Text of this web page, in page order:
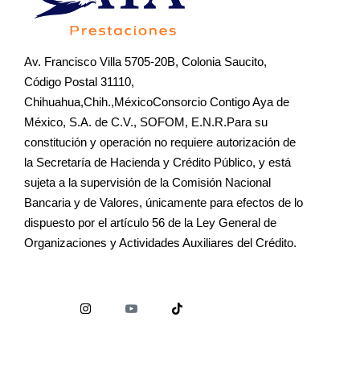
Av. Francisco Villa 5705-20B, Colonia Saucito,
Código Postal 31110,
Chihuahua,Chih.,MéxicoConsorcio Contigo Aya de
México, S.A. de C.V., SOFOM, E.N.R.Para su
constitución y operación no requiere autorización de
la Secretaría de Hacienda y Crédito Público, y está
sujeta a la supervisión de la Comisión Nacional
Bancaria y de Valores, únicamente para efectos de lo
dispuesto por el artículo 56 de la Ley General de
Organizaciones y Actividades Auxiliares del Crédito.